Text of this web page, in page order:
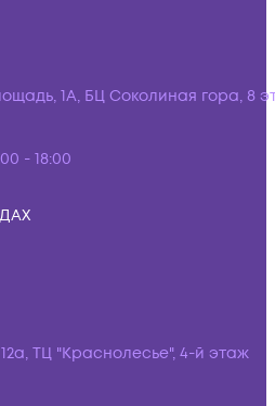
1А, БЦ Соколиная гора, 8
- 18:00
ТЦ "Краснолесье", 4-й этаж